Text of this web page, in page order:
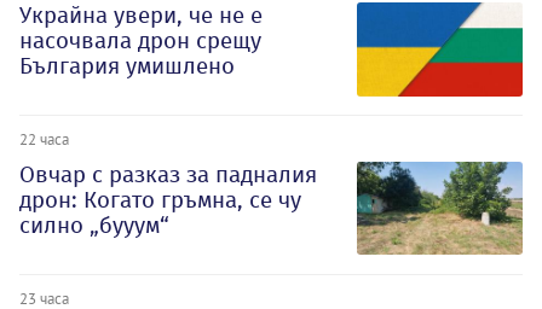
Украйна увери, че не е
насочвала дрон срещу
България умишлено
22 часа
Овчар с разказ за падналия
дрон: Когато гръмна, се чу
силно „бууум“
23 часа